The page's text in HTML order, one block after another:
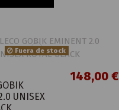
Fuera de stock
UNISEX
148,00 €